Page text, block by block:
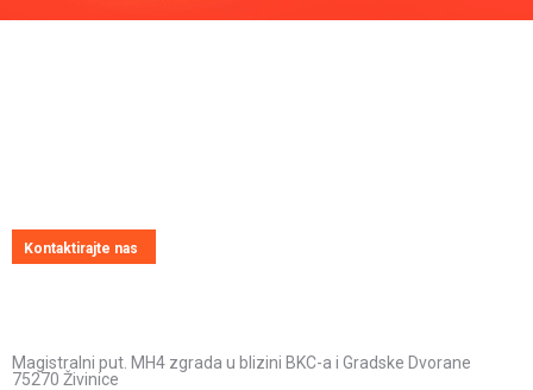
Kontaktirajte nas
Magistralni put. MH4 zgrada u blizini BKC-a i Gradske Dvorane
75270 Živinice